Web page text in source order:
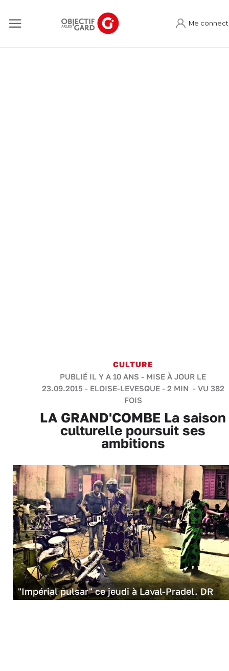
Me
CULTURE
PUBLIÉ IL Y A 10 ANS - MISE À JOUR LE
23.09.2015 - ELOISE-LEVESQUE- 2 MIN - VU 382
FOIS
LA GRAND'COMBE La saison
culturelle poursuit ses
ambitions
"Impérial pulsar" ce jeudi à Laval-Pradel. DR